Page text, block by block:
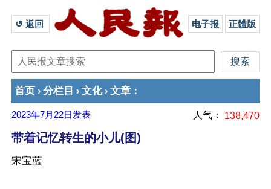
↺ 返回 电子报 正體版
首页 › 分栏目 › 文化› 文章 ：
2023年7月22日 发表 人气： 138,470
带着记忆转生的小儿(图)
宋宝蓝